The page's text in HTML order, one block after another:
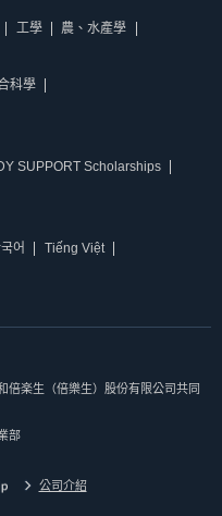
工學 農、水產學
科學
SUPPORT Scholarships
어
Tiếng Việt
倍楽生（倍樂生）股份有限公司共同
部
公司介紹